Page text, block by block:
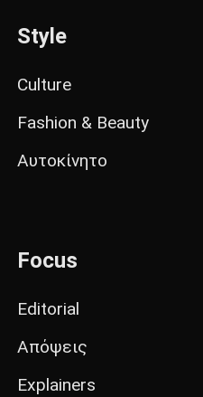
Style
Culture
Fashion & Beauty
Αυτοκίνητο
Focus
Editorial
Απόψεις
Explainers